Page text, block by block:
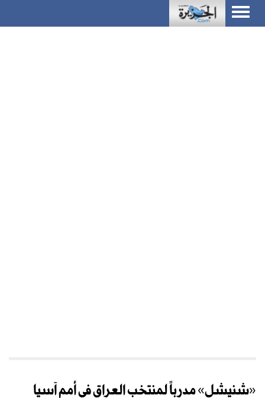
Toggle
navigation
«شنيشل» مدرباً لمنتخب العراق في أمم آسيا